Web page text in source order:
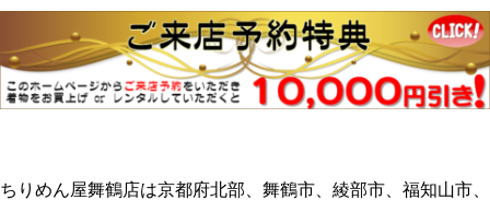
ちりめん屋舞鶴店は京都府北部、舞鶴市、綾部市、福知山市、